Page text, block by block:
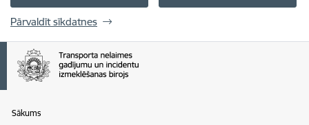
Pārvaldīt sīkdatnes
Sākums